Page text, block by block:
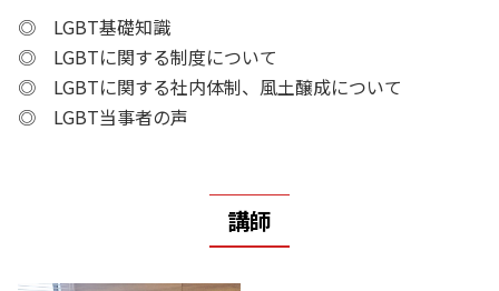
◎ LGBT基礎知識
◎ LGBTに関する制度について
◎ LGBTに関する社内体制、風土醸成について
◎ LGBT当事者の声
講師